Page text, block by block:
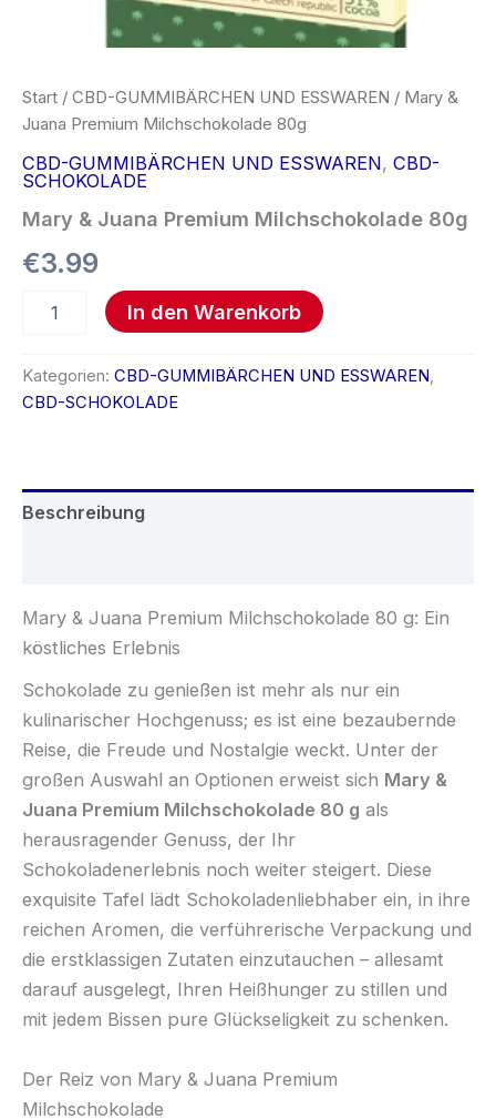
Start / CBD-GUMMIBÄRCHEN UND ESSWAREN / Mary &
Juana Premium Milchschokolade 80g
CBD-GUMMIBÄRCHEN UND ESSWAREN, CBD-
SCHOKOLADE
Mary & Juana Premium Milchschokolade 80g
€3.99
In den Warenkorb
Kategorien: CBD-GUMMIBÄRCHEN UND ESSWAREN,
CBD-SCHOKOLADE
Beschreibung
Mary & Juana Premium Milchschokolade 80 g: Ein
köstliches Erlebnis
Schokolade zu genießen ist mehr als nur ein
kulinarischer Hochgenuss; es ist eine bezaubernde
Reise, die Freude und Nostalgie weckt. Unter der
großen Auswahl an Optionen erweist sich Mary &
Juana Premium Milchschokolade 80 g als
herausragender Genuss, der Ihr
Schokoladenerlebnis noch weiter steigert. Diese
exquisite Tafel lädt Schokoladenliebhaber ein, in ihre
reichen Aromen, die verführerische Verpackung und
die erstklassigen Zutaten einzutauchen – allesamt
darauf ausgelegt, Ihren Heißhunger zu stillen und
mit jedem Bissen pure Glückseligkeit zu schenken.
Der Reiz von Mary & Juana Premium
Milchschokolade